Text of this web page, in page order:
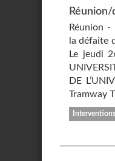
Réunion/
Réunion
la défaite
Le jeudi
DE
Tramway